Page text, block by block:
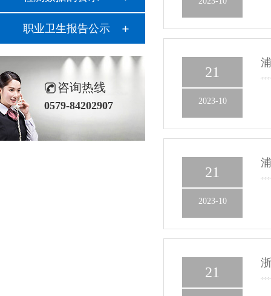
职业卫生报告公示
咨询热线
0579-84202907
21
2023-10
21
2023-10
21